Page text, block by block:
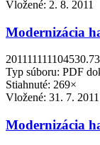
Vložené: 2. 8. 2011
Modernizácia
Typ súboru: PDF
Stiahnuté: 269×
Vložené: 31. 7. 2011
Modernizácia